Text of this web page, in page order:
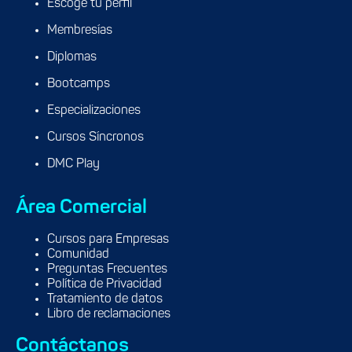
Escoge tu perfil
Membresías
Diplomas
Bootcamps
Especializaciones
Cursos Síncronos
DMC Play
Área Comercial
Cursos para Empresas
Comunidad
Preguntas Frecuentes
Política de Privacidad
Tratamiento de datos
Libro de reclamaciones
Contáctanos